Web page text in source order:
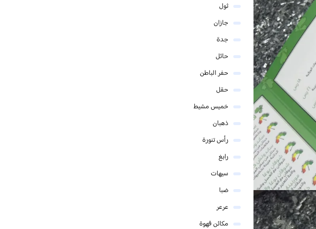
ثول
جازان
جدة
حائل
حفر الباطن
حقل
خميس مشيط
ذهبان
رأس تنورة
رابغ
سيهات
ضبا
عرعر
مكائن قهوة